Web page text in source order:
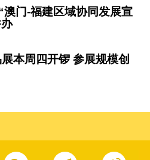
澳门-福建区域协同发展宣
本周四开锣 参展规模创